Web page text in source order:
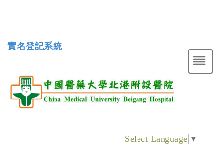
實名登記系統
Select Language ▼